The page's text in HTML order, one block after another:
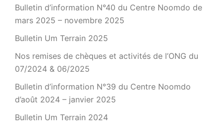
Bulletin d’information N°40 du Centre Noomdo de
mars 2025 – novembre 2025
Bulletin Um Terrain 2025
Nos remises de chèques et activités de l’ONG du
07/2024 & 06/2025
Bulletin d’information N°39 du Centre Noomdo
d’août 2024 – janvier 2025
Bulletin Um Terrain 2024